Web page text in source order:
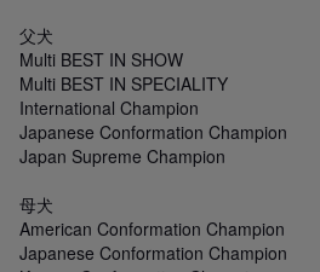
父犬
Multi BEST IN SHOW
Multi BEST IN SPECIALITY
International Champion
Japanese Conformation Champion
Japan Supreme Champion
母犬
American Conformation Champion
Japanese Conformation Champion